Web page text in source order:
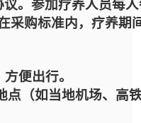
。参加疗养人员每
采购标准内，疗养期
便出行。
点（如当地机场、高